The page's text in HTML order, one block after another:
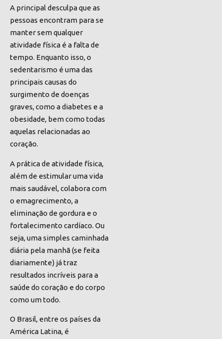
A principal desculpa que as
pessoas encontram para se
manter sem qualquer
atividade física é a falta de
tempo. Enquanto isso, o
sedentarismo é uma das
principais causas do
surgimento de doenças
graves, como a diabetes e a
obesidade, bem como todas
aquelas relacionadas ao
coração.
A prática de atividade física,
além de estimular uma vida
mais saudável, colabora com
o emagrecimento, a
eliminação de gordura e o
fortalecimento cardíaco. Ou
seja, uma simples caminhada
diária pela manhã (se feita
diariamente) já traz
resultados incríveis para a
saúde do coração e do corpo
como um todo.
O Brasil, entre os países da
América Latina, é